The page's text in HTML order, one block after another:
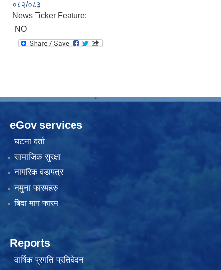
०८२/०८३
News Ticker Feature:
NO
eGov services
घटना दर्ता
सामाजिक सुरक्षा
नागरिक वडापत्र
नमुना फारमहरु
बिदा माग फारम
Reports
वार्षिक प्रगति प्रतिवेदन